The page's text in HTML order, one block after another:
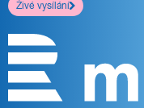
Živé vysílání